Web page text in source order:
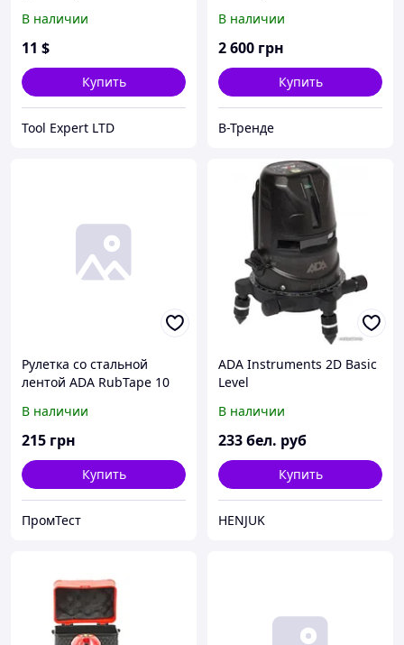
В наличии
11 $
Купить
Tool Expert LTD
В наличии
2 600 грн
Купить
В-Тренде
Рулетка со стальной
лентой ADA RubTape 10
В наличии
215 грн
Купить
ПромТест
ADA Instruments 2D Basic
Level
В наличии
233бел. руб
Купить
HENJUK